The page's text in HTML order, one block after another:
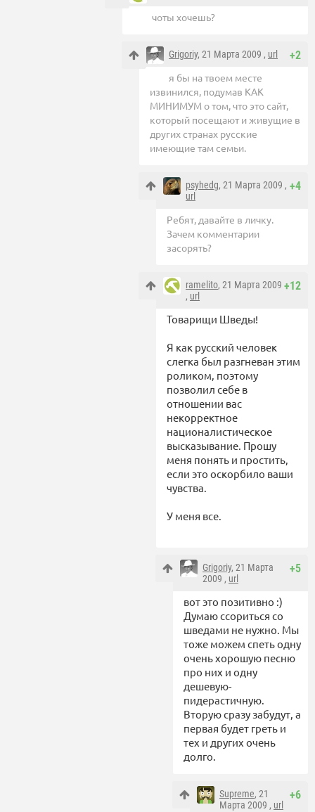
чоты хочешь?
+2
Grigoriy, 21 Марта 2009 , url
я бы на твоем месте
извинился, подумав КАК
МИНИМУМ о том, что это сайт,
который посещают и живущие в
других странах русские
имеющие там семьи.
+4
psyhedg, 21 Марта 2009 ,
url
Ребят, давайте в личку.
Зачем комментарии
засорять?
+12
ramelito, 21 Марта 2009
, url
Товарищи Шведы!
Я как русский человек
слегка был разгневан этим
роликом, поэтому
позволил себе в
отношении вас
некорректное
националистическое
высказывание. Прошу
меня понять и простить,
если это оскорбило ваши
чувства.
У меня все.
+5
Grigoriy, 21 Марта
2009 , url
вот это позитивно :)
Думаю ссориться со
шведами не нужно. Мы
тоже можем спеть одну
очень хорошую песню
про них и одну
дешевую-
пидерастичную.
Вторую сразу забудут, а
первая будет греть и
тех и других очень
долго.
+6
Supreme, 21
Марта 2009 , url